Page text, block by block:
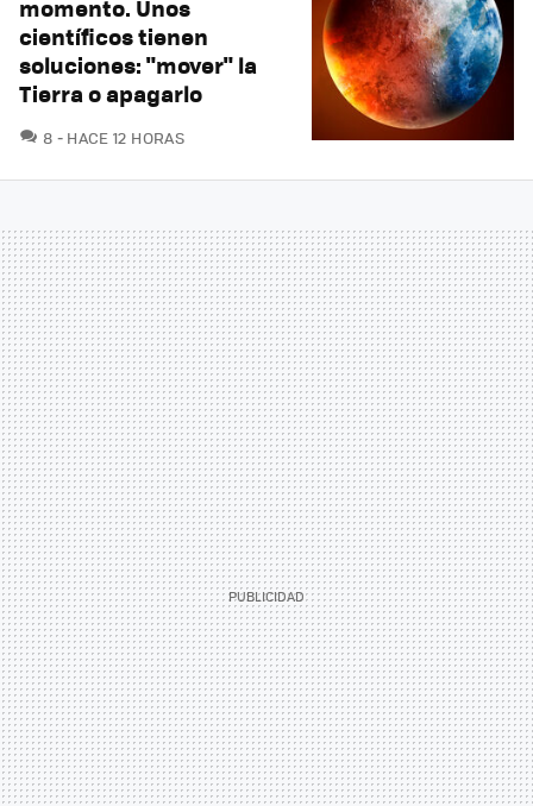
momento. Unos
científicos tienen
soluciones: "mover" la
Tierra o apagarlo
8 COMENTARIOS
HACE 12 HORAS